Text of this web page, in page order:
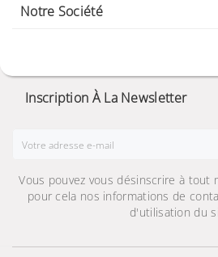
Notre Société
Inscription À La Newsletter
Vous pouvez vous désinscrire à tout
pour cela nos informations de
d'utilisation du